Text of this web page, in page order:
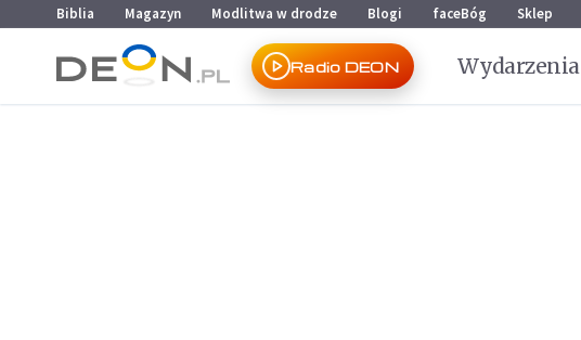
Przejdź do menu głównego
Przejdź do treści
Biblia Magazyn Modlitwa w drodze Blogi faceBóg Sklep
Radio DEON Wydarzenia